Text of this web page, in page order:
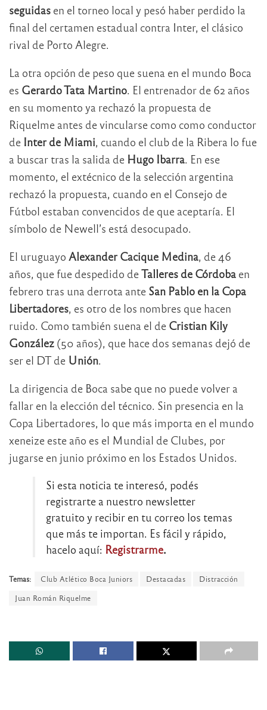
seguidas en el torneo local y pesó haber perdido la
final del certamen estadual contra Inter, el clásico
rival de Porto Alegre.
La otra opción de peso que suena en el mundo Boca
es Gerardo Tata Martino. El entrenador de 62 años
en su momento ya rechazó la propuesta de
Riquelme antes de vincularse como como conductor
de Inter de Miami, cuando el club de la Ribera lo fue
a buscar tras la salida de Hugo Ibarra. En ese
momento, el extécnico de la selección argentina
rechazó la propuesta, cuando en el Consejo de
Fútbol estaban convencidos de que aceptaría. El
símbolo de Newell’s está desocupado.
El uruguayo Alexander Cacique Medina, de 46
años, que fue despedido deTalleres de Córdoba en
febrero tras una derrota ante San Pablo en la Copa
Libertadores, es otro de los nombres que hacen
ruido. Como también suena el de Cristian Kily
González (50 años), que hace dos semanas dejó de
ser el DT de Unión.
La dirigencia de Boca sabe que no puede volver a
fallar en la elección del técnico. Sin presencia en la
Copa Libertadores, lo que más importa en el mundo
xeneize este año es el Mundial de Clubes, por
jugarse en junio próximo en los Estados Unidos.
Si esta noticia te interesó, podés
registrarte a nuestro newsletter
gratuito y recibir en tu correo los temas
que más te importan. Es fácil y rápido,
hacelo aquí: Registrarme.
Temas: Club Atlético Boca Juniors Destacadas
Distracción
Juan Román Riquelme